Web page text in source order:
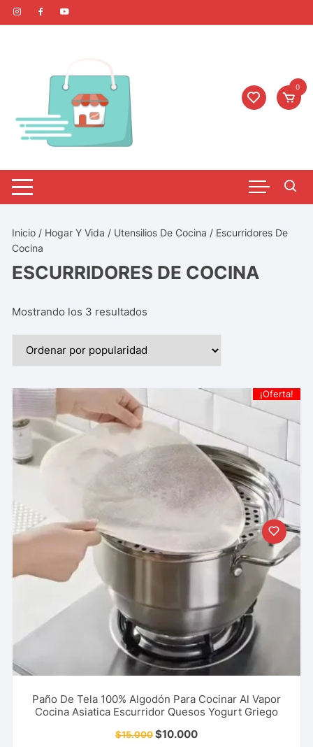
0
Inicio / Hogar Y Vida / Utensilios De Cocina / Escurridores De
Cocina
ESCURRIDORES DE COCINA
Mostrando los 3 resultados
¡Oferta!
Paño De Tela 100% Algodón Para Cocinar Al Vapor
Cocina Asiatica Escurridor Quesos Yogurt Griego
$15.000$10.000